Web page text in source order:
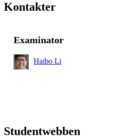
Kontakter
Examinator
Haibo Li
Studentwebben